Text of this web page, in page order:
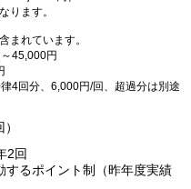
ります。
まれています。
45,000円
4回分、6,000円/回、超過分は別途
2回
るポイント制（昨年度実績